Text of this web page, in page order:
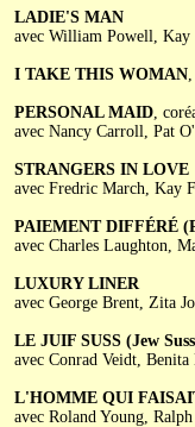
LADIE'S MAN
avec William Powell,
I TAKE THIS WOMAN,
PERSONAL MAID,
avec Nancy Carroll, Pat
STRANGERS IN LOVE
avec Fredric March, Kay
PAIEMENT DIFFÉRÉ
avec Charles Laughton,
LUXURY LINER
avec George Brent, Zita
LE JUIF SUSS (Jew
avec Conrad Veidt,
L'HOMME QUI
avec Roland Young,